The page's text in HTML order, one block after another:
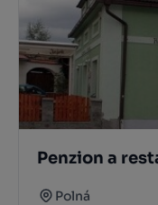
Penzion a
Polná